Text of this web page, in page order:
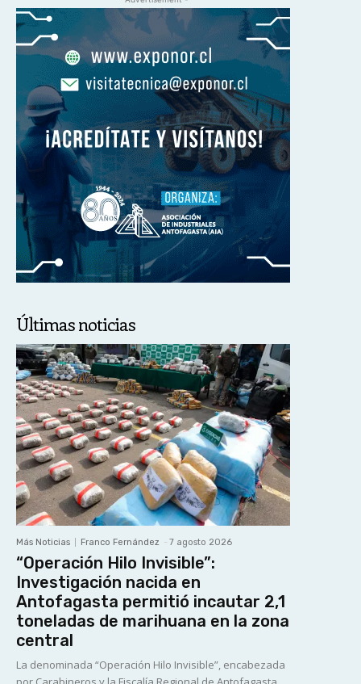
Últimas noticias
Más Noticias Franco Fernández - 7 agosto 2026
“Operación Hilo Invisible”:
Investigación nacida en
Antofagasta permitió incautar 2,1
toneladas de marihuana en la zona
central
La denominada “Operación Hilo Invisible”, encabezada